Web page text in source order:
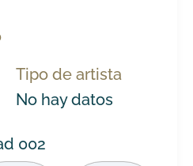
Tipo de artista
No hay datos
002